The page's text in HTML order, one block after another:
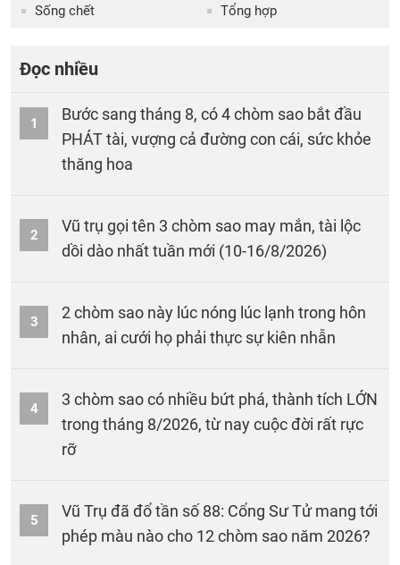
Sống chết Tổng hợp
Đọc nhiều
1
Bước sang tháng 8, có 4 chòm sao bắt đầu
PHÁT tài, vượng cả đường con cái, sức khỏe
thăng hoa
2
Vũ trụ gọi tên 3 chòm sao may mắn, tài lộc
dồi dào nhất tuần mới (10-16/8/2026)
3
2 chòm sao này lúc nóng lúc lạnh trong hôn
nhân, ai cưới họ phải thực sự kiên nhẫn
4
3 chòm sao có nhiều bứt phá, thành tích LỚN
trong tháng 8/2026, từ nay cuộc đời rất rực
rỡ
5
Vũ Trụ đã đổ tần số 88: Cổng Sư Tử mang tới
phép màu nào cho 12 chòm sao năm 2026?